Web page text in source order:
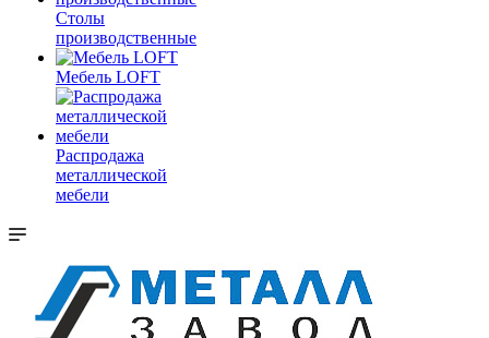
Столы
производственные
Мебель LOFT
Распродажа
металлической
мебели